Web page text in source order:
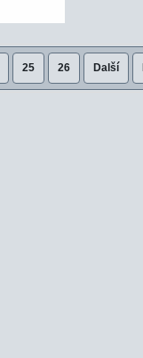
25 26 Další